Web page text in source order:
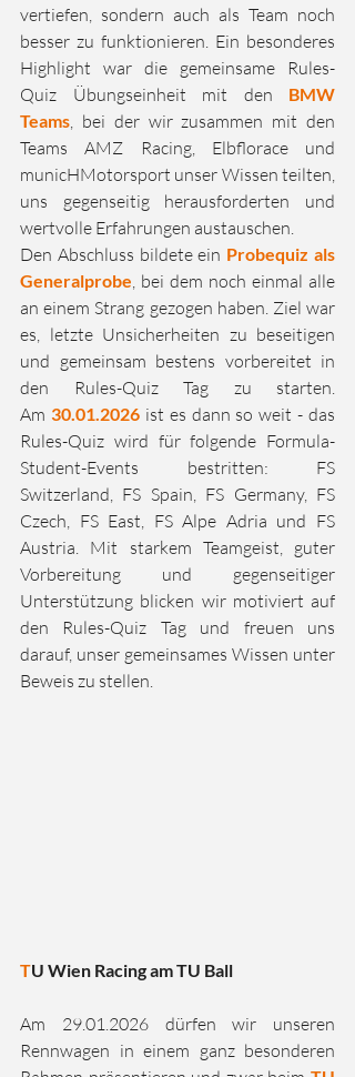
vertiefen, sondern auch als Team noch
besser zu funktionieren. Ein besonderes
Highlight war die gemeinsame Rules-
Quiz Übungseinheit mit den BMW
Teams , bei der wir zusammen mit den
Teams AMZ Racing, Elbflorace und
municHMotorsport unser Wissen teilten,
uns gegenseitig herausforderten und
wertvolle Erfahrungen austauschen.
Den Abschluss bildete ein Probequiz als
Generalprobe , bei dem noch einmal alle
an einem Strang gezogen haben. Ziel war
es, letzte Unsicherheiten zu beseitigen
und gemeinsam bestens vorbereitet in
den Rules-Quiz Tag zu starten.
Am 30.01.2026 ist es dann so weit - das
Rules-Quiz wird für folgende Formula-
Student-Events bestritten: FS
Switzerland, FS Spain, FS Germany, FS
Czech, FS East, FS Alpe Adria und FS
Austria. Mit starkem Teamgeist, guter
Vorbereitung und gegenseitiger
Unterstützung blicken wir motiviert auf
den Rules-Quiz Tag und freuen uns
darauf, unser gemeinsames Wissen unter
Beweis zu stellen.
TU Wien Racing am TU Ball
Am 29.01.2026 dürfen wir unseren
Rennwagen in einem ganz besonderen